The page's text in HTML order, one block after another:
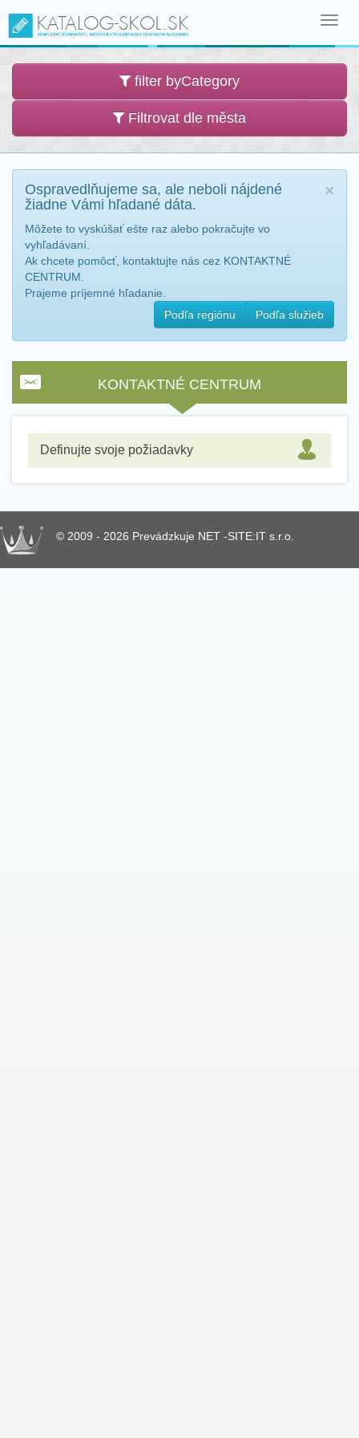
filter byCategory
Filtrovat dle města
×
Ospravedlňujeme sa, ale neboli nájdené
žiadne Vámi hľadané dáta.
Môžete to vyskúšať ešte raz alebo pokračujte vo
vyhľadávaní.
Ak chcete pomôcť, kontaktujte nás cez KONTAKTNÉ
CENTRUM.
Prajeme príjemné hľadanie.
Podľa regiónu
Podľa služieb
KONTAKTNÉ CENTRUM
Definujte svoje požiadavky
© 2009 - 2026 Prevádzkuje NET -SITE:IT s.r.o.